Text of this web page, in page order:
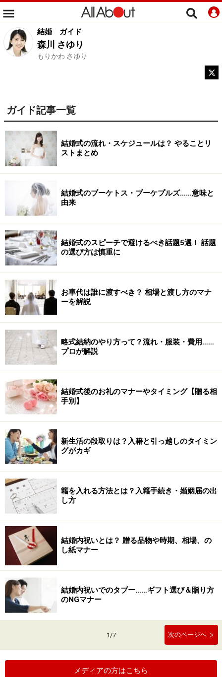
結婚 ガイド
森川 さゆり
もりかわ さゆり
ガイド記事一覧
結婚式の流れ・スケジュールは？ やることリ
ストまとめ
結婚式のブーケトス・ブーケプルズ……意味と
由来
結婚式のスピーチで避けるべき話題5選！ 話題
の選び方は慎重に
お車代は誰に渡すべき？ 相場と渡し方のマナ
ーを解説
略式結納のやり方って？流れ・服装・費用……
プロが解説
結婚式後のお礼のマナーやタイミング【贈る相
手別】
新生活の段取りは？入籍と引っ越しのタイミン
グがカギ
籍を入れる方法とは？入籍手続き・婚姻届の出
し方
結婚内祝いとは？ 贈る品物や時期、相場、の
し紙マナー
結婚内祝いでのタブー……ギフト選び＆贈り方
のNGマナー
1/7 次のページへ
メディアの方はこちら